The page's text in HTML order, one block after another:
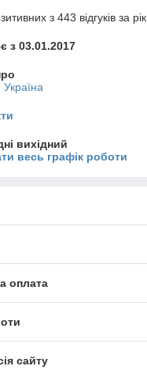
з 443 відгуків за рік
з 03.01.2017
Україна
вихідний
весь графік роботи
оплата
сайту